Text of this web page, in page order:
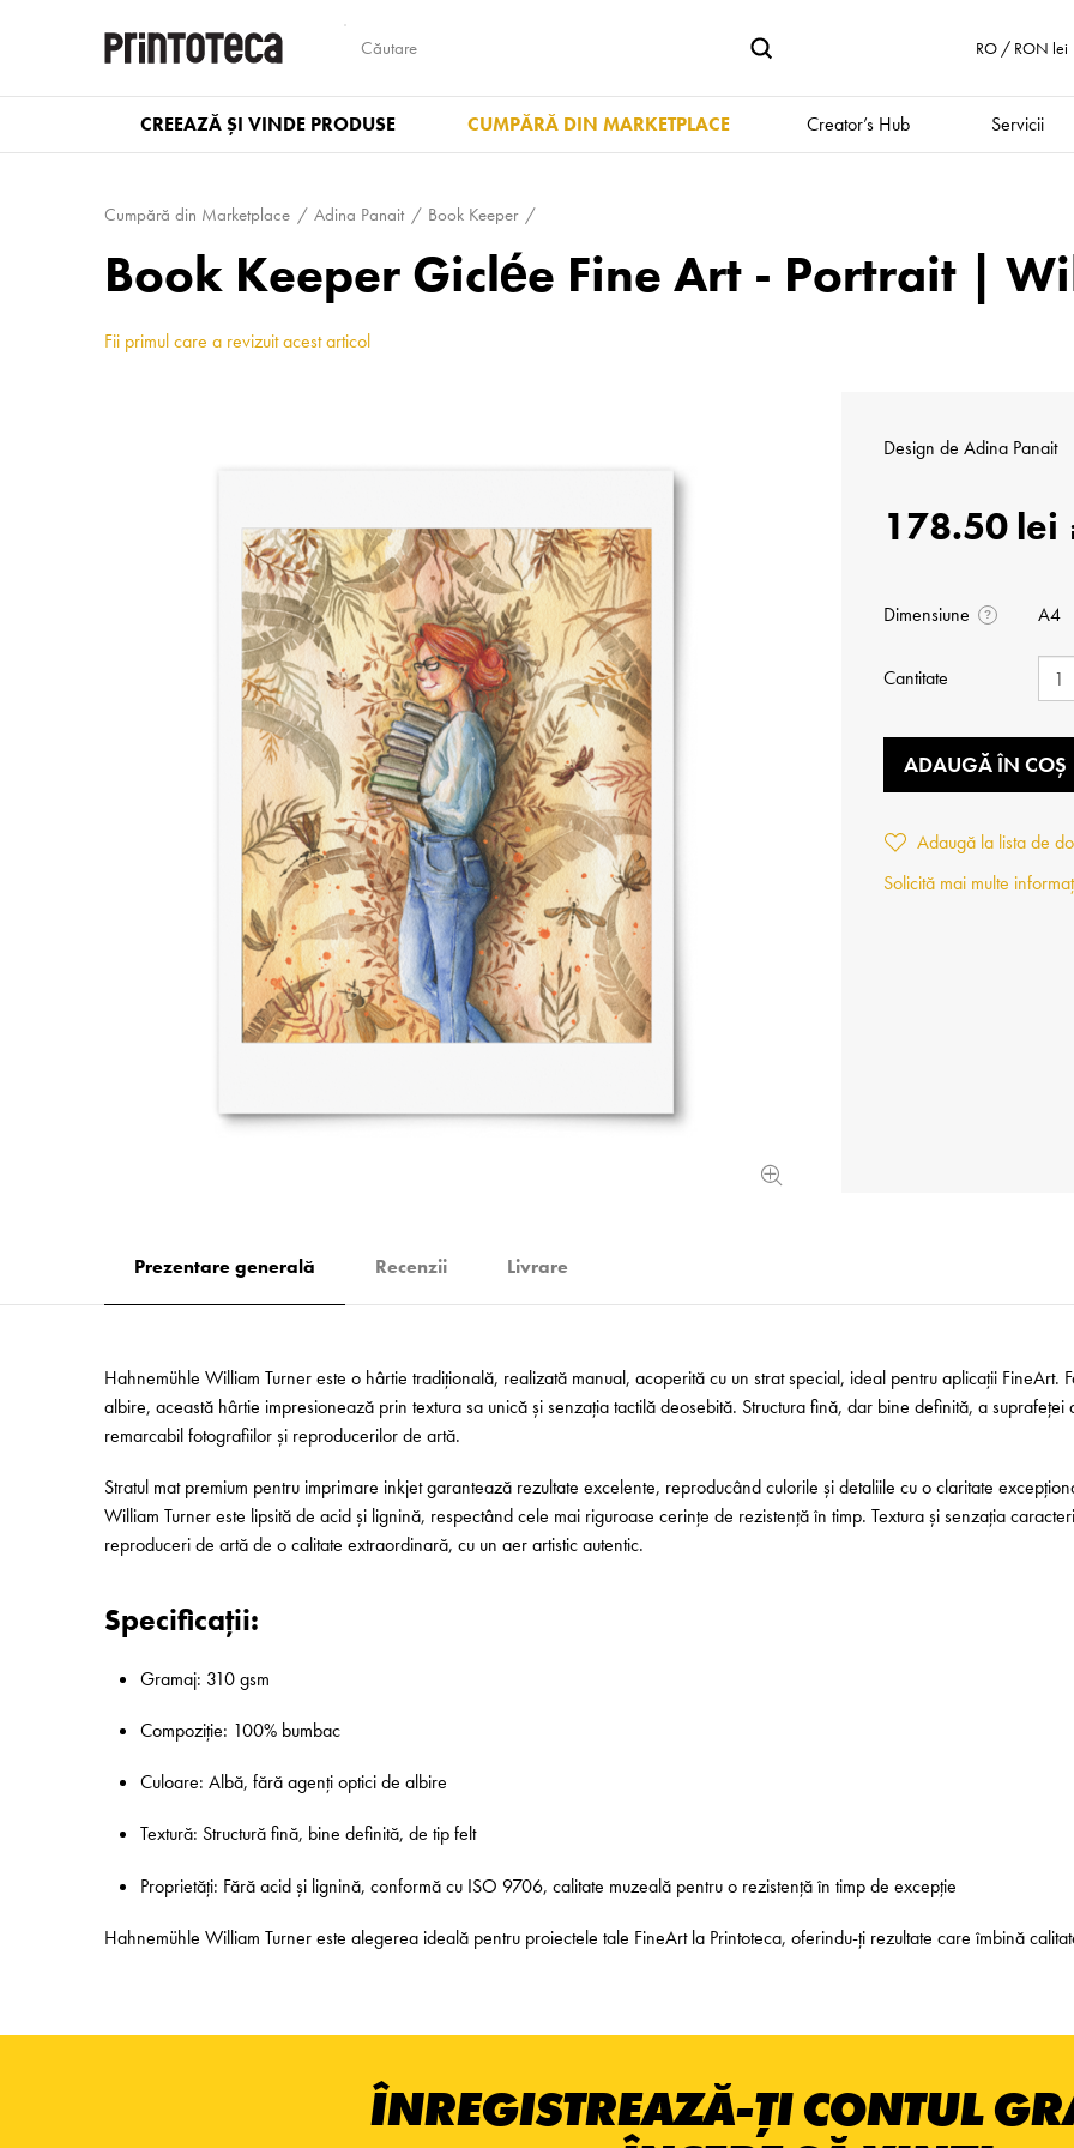
RO / RON lei
CREEAZĂ ȘI VINDE PRODUSE CUMPĂRĂ DIN MARKETPLACE Creator’s Hub Servicii
Cumpără din Marketplace Adina Panait Book Keeper
Book Keeper Giclée Fine Art - Portrait |
Fii primul care a revizuit acest articol
Design de Adina Panait
178.50 lei
Dimensiune ? A4
Cantitate
ADAUGĂ ÎN COȘ
Adaugă la lista de
Solicită mai multe
Prezentare generală Recenzii Livrare
Hahnemühle William Turner este o hârtie tradițională, realizată manual, acoperită cu un strat special, ideal pentru aplicații
albire, această hârtie impresionează prin textura sa unică și senzația tactilă deosebită. Structura fină, dar bine definită, a
remarcabil fotografiilor și reproducerilor de artă.
Stratul mat premium pentru imprimare inkjet garantează rezultate excelente, reproducând culorile și detaliile cu o claritate
William Turner este lipsită de acid și lignină, respectând cele mai riguroase cerințe de rezistență în timp. Textura și senzația
reproduceri de artă de o calitate extraordinară, cu un aer artistic autentic.
Specificații:
Gramaj: 310 gsm
Compoziție: 100% bumbac
Culoare: Albă, fără agenți optici de albire
Textură: Structură fină, bine definită, de tip felt
Proprietăți: Fără acid și lignină, conformă cu ISO 9706, calitate muzeală pentru o rezistență în timp de excepție
Hahnemühle William Turner este alegerea ideală pentru proiectele tale FineArt la Printoteca, oferindu-ți rezultate care îmbină
ÎNREGISTREAZĂ-ȚI CONTUL